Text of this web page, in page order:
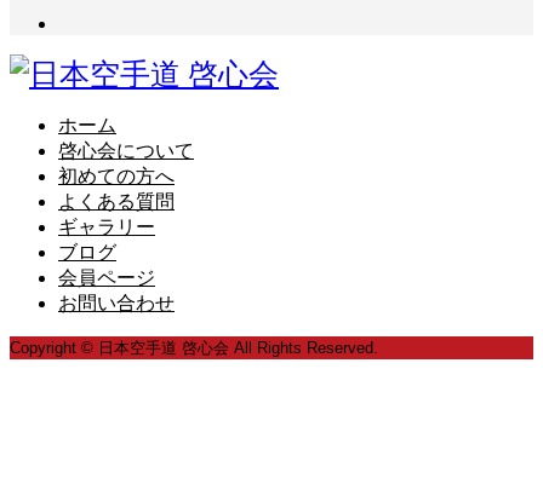
ホーム
啓心会について
初めての方へ
よくある質問
ギャラリー
ブログ
会員ページ
お問い合わせ
Copyright © 日本空手道 啓心会 All Rights Reserved.